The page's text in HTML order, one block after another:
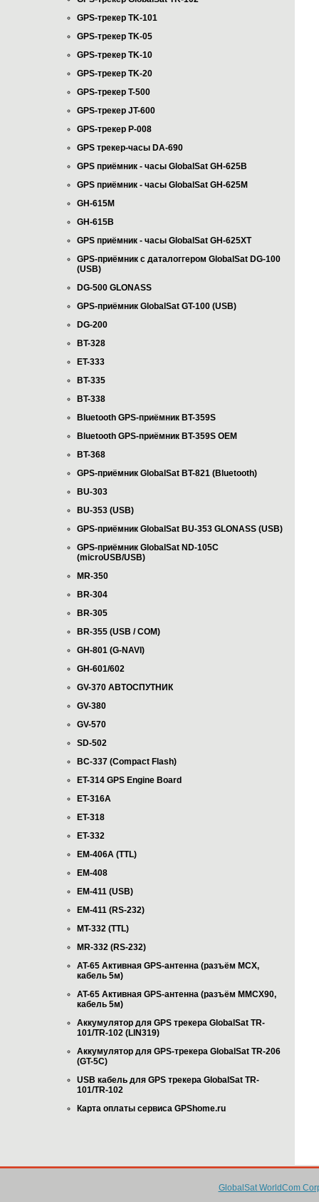
GPS-трекер TK-101
GPS-трекер TK-05
GPS-трекер TK-10
GPS-трекер TK-20
GPS-трекер T-500
GPS-трекер JT-600
GPS-трекер P-008
GPS трекер-часы DA-690
GPS приёмник - часы GlobalSat GH-625B
GPS приёмник - часы GlobalSat GH-625M
GH-615M
GH-615B
GPS приёмник - часы GlobalSat GH-625XT
GPS-приёмник с даталоггером GlobalSat DG-100
(USB)
DG-500 GLONASS
GPS-приёмник GlobalSat GT-100 (USB)
DG-200
BT-328
ET-333
BT-335
BT-338
Bluetooth GPS-приёмник BT-359S
Bluetooth GPS-приёмник BT-359S OEM
BT-368
GPS-приёмник GlobalSat BT-821 (Bluetooth)
BU-303
BU-353 (USB)
GPS-приёмник GlobalSat BU-353 GLONASS (USB)
GPS-приёмник GlobalSat ND-105C
(microUSB/USB)
MR-350
BR-304
BR-305
BR-355 (USB / COM)
GH-801 (G-NAVI)
GH-601/602
GV-370 АВТОСПУТНИК
GV-380
GV-570
SD-502
BC-337 (Compact Flash)
ET-314 GPS Engine Board
ET-316A
ET-318
ET-332
EM-406A (TTL)
EM-408
EM-411 (USB)
EM-411 (RS-232)
MT-332 (TTL)
MR-332 (RS-232)
AT-65 Активная GPS-антенна (разъём MCX,
кабель 5м)
AT-65 Активная GPS-антенна (разъём MMCX90,
кабель 5м)
Аккумулятор для GPS трекера GlobalSat TR-
101/TR-102 (LIN319)
Аккумулятор для GPS-трекера GlobalSat TR-206
(GT-5C)
USB кабель для GPS трекера GlobalSat TR-
101/TR-102
Карта оплаты сервиса GPShome.ru
GlobalSat WorldCom